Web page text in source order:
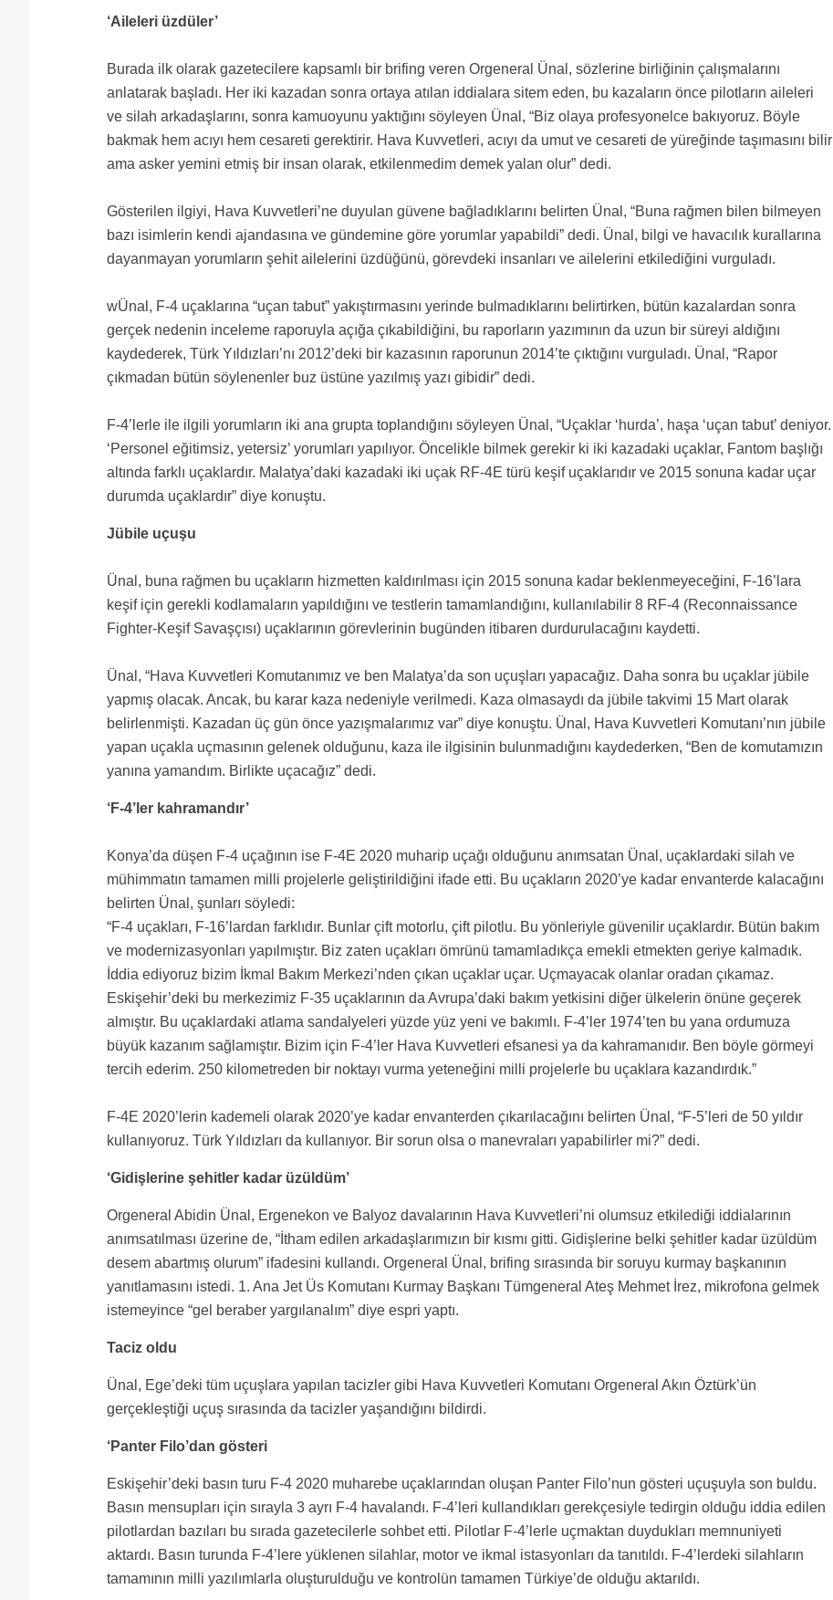
‘Aileleri üzdüler’
Burada ilk olarak gazetecilere kapsamlı bir brifing veren Orgeneral Ünal, sözlerine birliğinin çalışmalarını
anlatarak başladı. Her iki kazadan sonra ortaya atılan iddialara sitem eden, bu kazaların önce pilotların aileleri
ve silah arkadaşlarını, sonra kamuoyunu yaktığını söyleyen Ünal, “Biz olaya profesyonelce bakıyoruz. Böyle
bakmak hem acıyı hem cesareti gerektirir. Hava Kuvvetleri, acıyı da umut ve cesareti de yüreğinde taşımasını bilir
ama asker yemini etmiş bir insan olarak, etkilenmedim demek yalan olur” dedi.
Gösterilen ilgiyi, Hava Kuvvetleri’ne duyulan güvene bağladıklarını belirten Ünal, “Buna rağmen bilen bilmeyen
bazı isimlerin kendi ajandasına ve gündemine göre yorumlar yapabildi” dedi. Ünal, bilgi ve havacılık kurallarına
dayanmayan yorumların şehit ailelerini üzdüğünü, görevdeki insanları ve ailelerini etkilediğini vurguladı.
wÜnal, F-4 uçaklarına “uçan tabut” yakıştırmasını yerinde bulmadıklarını belirtirken, bütün kazalardan sonra
gerçek nedenin inceleme raporuyla açığa çıkabildiğini, bu raporların yazımının da uzun bir süreyi aldığını
kaydederek, Türk Yıldızları’nı 2012’deki bir kazasının raporunun 2014’te çıktığını vurguladı. Ünal, “Rapor
çıkmadan bütün söylenenler buz üstüne yazılmış yazı gibidir” dedi.
F-4’lerle ile ilgili yorumların iki ana grupta toplandığını söyleyen Ünal, “Uçaklar ‘hurda’, haşa ‘uçan tabut’ deniyor.
‘Personel eğitimsiz, yetersiz’ yorumları yapılıyor. Öncelikle bilmek gerekir ki iki kazadaki uçaklar, Fantom başlığı
altında farklı uçaklardır. Malatya’daki kazadaki iki uçak RF-4E türü keşif uçaklarıdır ve 2015 sonuna kadar uçar
durumda uçaklardır” diye konuştu.
Jübile uçuşu
Ünal, buna rağmen bu uçakların hizmetten kaldırılması için 2015 sonuna kadar beklenmeyeceğini, F-16’lara
keşif için gerekli kodlamaların yapıldığını ve testlerin tamamlandığını, kullanılabilir 8 RF-4 (Reconnaissance
Fighter-Keşif Savaşçısı) uçaklarının görevlerinin bugünden itibaren durdurulacağını kaydetti.
Ünal, “Hava Kuvvetleri Komutanımız ve ben Malatya’da son uçuşları yapacağız. Daha sonra bu uçaklar jübile
yapmış olacak. Ancak, bu karar kaza nedeniyle verilmedi. Kaza olmasaydı da jübile takvimi 15 Mart olarak
belirlenmişti. Kazadan üç gün önce yazışmalarımız var” diye konuştu. Ünal, Hava Kuvvetleri Komutanı’nın jübile
yapan uçakla uçmasının gelenek olduğunu, kaza ile ilgisinin bulunmadığını kaydederken, “Ben de komutamızın
yanına yamandım. Birlikte uçacağız” dedi.
‘F-4’ler kahramandır’
Konya’da düşen F-4 uçağının ise F-4E 2020 muharip uçağı olduğunu anımsatan Ünal, uçaklardaki silah ve
mühimmatın tamamen milli projelerle geliştirildiğini ifade etti. Bu uçakların 2020’ye kadar envanterde kalacağını
belirten Ünal, şunları söyledi:
“F-4 uçakları, F-16’lardan farklıdır. Bunlar çift motorlu, çift pilotlu. Bu yönleriyle güvenilir uçaklardır. Bütün bakım
ve modernizasyonları yapılmıştır. Biz zaten uçakları ömrünü tamamladıkça emekli etmekten geriye kalmadık.
İddia ediyoruz bizim İkmal Bakım Merkezi’nden çıkan uçaklar uçar. Uçmayacak olanlar oradan çıkamaz.
Eskişehir’deki bu merkezimiz F-35 uçaklarının da Avrupa’daki bakım yetkisini diğer ülkelerin önüne geçerek
almıştır. Bu uçaklardaki atlama sandalyeleri yüzde yüz yeni ve bakımlı. F-4’ler 1974’ten bu yana ordumuza
büyük kazanım sağlamıştır. Bizim için F-4’ler Hava Kuvvetleri efsanesi ya da kahramanıdır. Ben böyle görmeyi
tercih ederim. 250 kilometreden bir noktayı vurma yeteneğini milli projelerle bu uçaklara kazandırdık.”
F-4E 2020’lerin kademeli olarak 2020’ye kadar envanterden çıkarılacağını belirten Ünal, “F-5’leri de 50 yıldır
kullanıyoruz. Türk Yıldızları da kullanıyor. Bir sorun olsa o manevraları yapabilirler mi?” dedi.
‘Gidişlerine şehitler kadar üzüldüm’
Orgeneral Abidin Ünal, Ergenekon ve Balyoz davalarının Hava Kuvvetleri’ni olumsuz etkilediği iddialarının
anımsatılması üzerine de, “İtham edilen arkadaşlarımızın bir kısmı gitti. Gidişlerine belki şehitler kadar üzüldüm
desem abartmış olurum” ifadesini kullandı. Orgeneral Ünal, brifing sırasında bir soruyu kurmay başkanının
yanıtlamasını istedi. 1. Ana Jet Üs Komutanı Kurmay Başkanı Tümgeneral Ateş Mehmet İrez, mikrofona gelmek
istemeyince “gel beraber yargılanalım” diye espri yaptı.
Taciz oldu
Ünal, Ege’deki tüm uçuşlara yapılan tacizler gibi Hava Kuvvetleri Komutanı Orgeneral Akın Öztürk’ün
gerçekleştiği uçuş sırasında da tacizler yaşandığını bildirdi.
‘Panter Filo’dan gösteri
Eskişehir’deki basın turu F-4 2020 muharebe uçaklarından oluşan Panter Filo’nun gösteri uçuşuyla son buldu.
Basın mensupları için sırayla 3 ayrı F-4 havalandı. F-4’leri kullandıkları gerekçesiyle tedirgin olduğu iddia edilen
pilotlardan bazıları bu sırada gazetecilerle sohbet etti. Pilotlar F-4’lerle uçmaktan duydukları memnuniyeti
aktardı. Basın turunda F-4’lere yüklenen silahlar, motor ve ikmal istasyonları da tanıtıldı. F-4’lerdeki silahların
tamamının milli yazılımlarla oluşturulduğu ve kontrolün tamamen Türkiye’de olduğu aktarıldı.